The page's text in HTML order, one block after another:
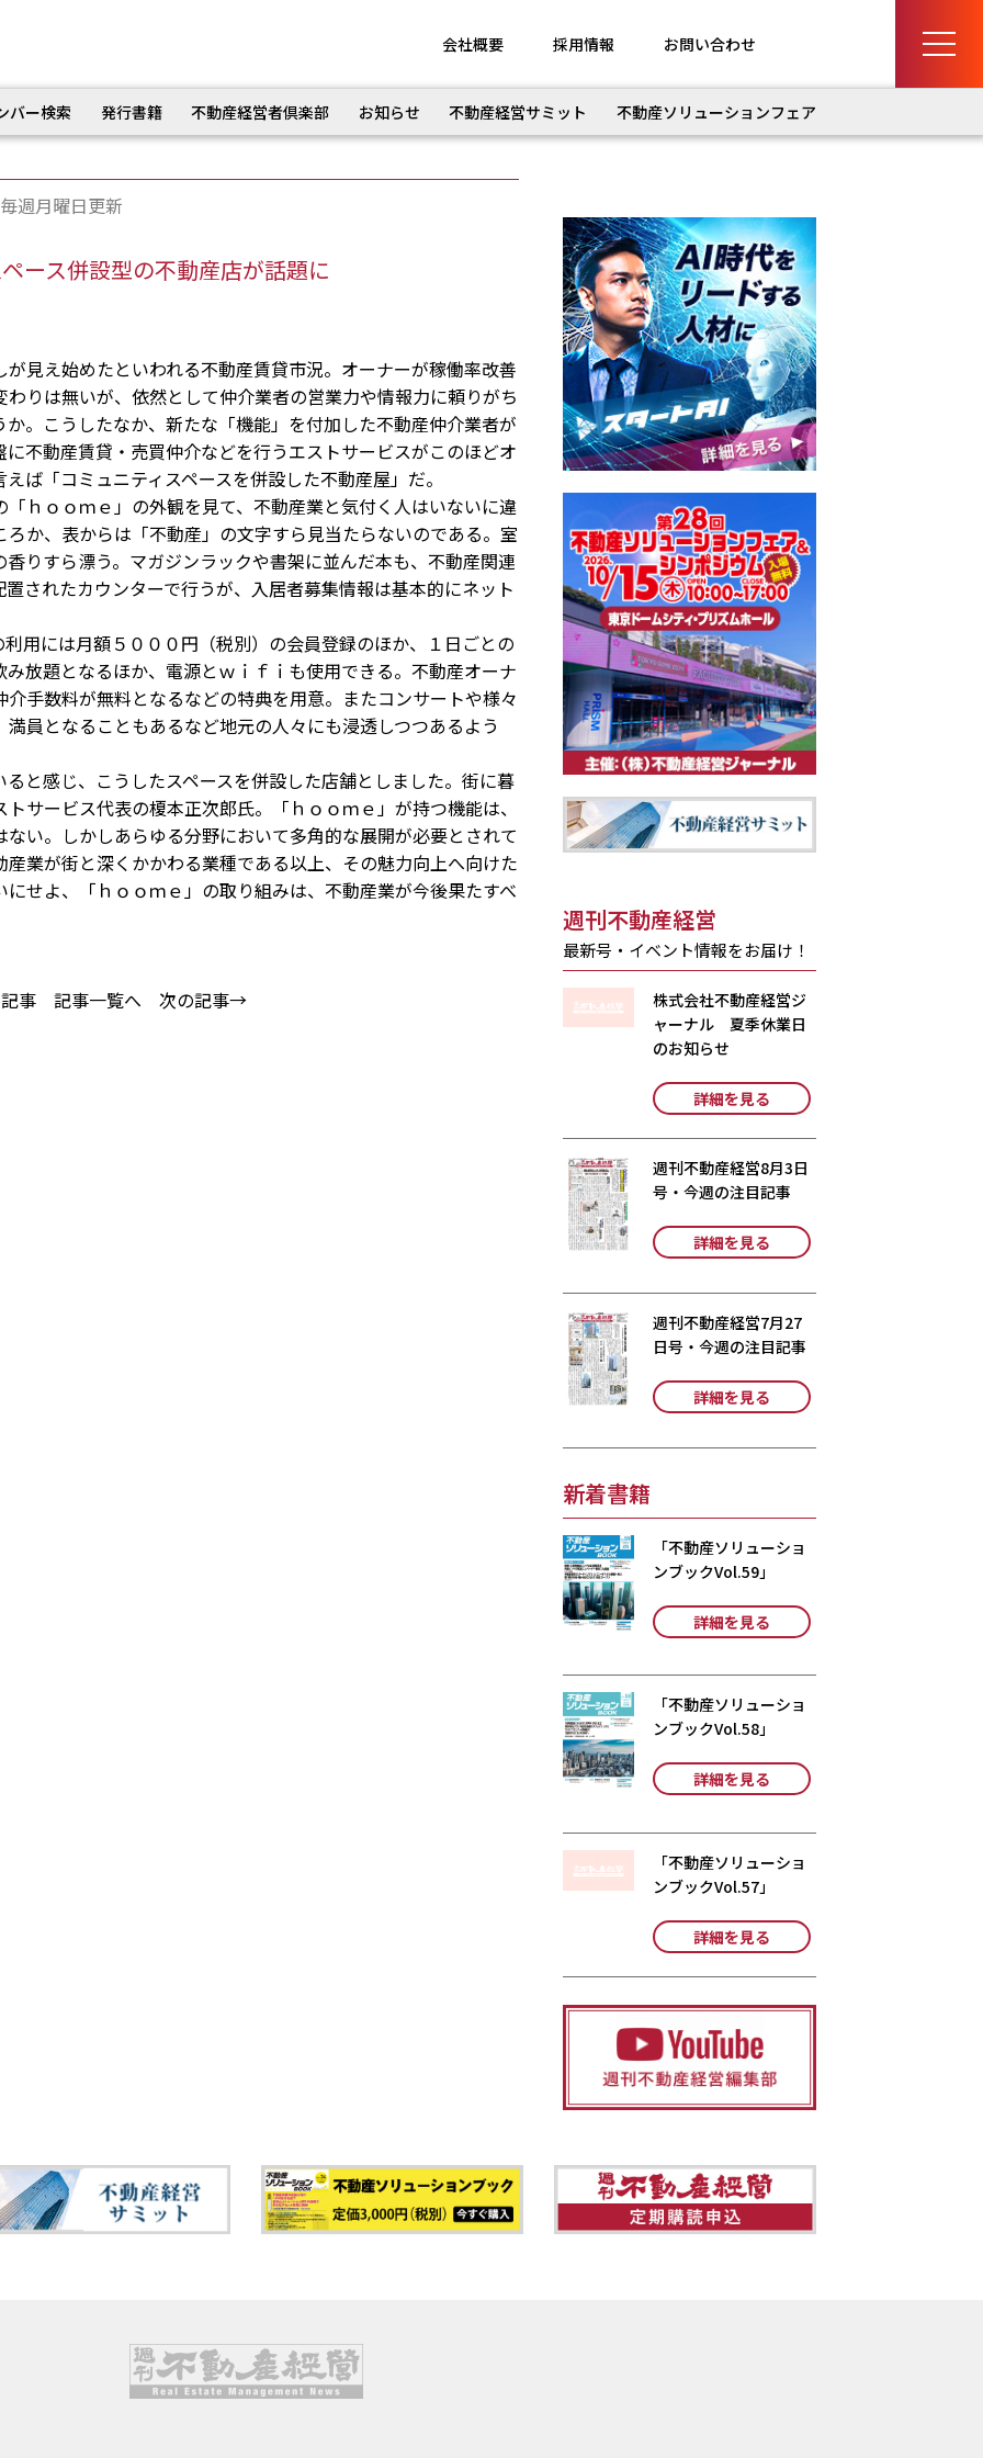
会社概要 採用情報 お問い合わせ
バー検索 発行書籍 不動産経営者倶楽部 お知らせ 不動産経営サミット 不動産ソリューションフェア
毎週月曜日更新
ース併設型の不動産店が話題に
見え始めたといわれる不動産賃貸市況。オーナーが稼働率改善
りは無いが、依然として仲介業者の営業力や情報力に頼りがち
。こうしたなか、新たな「機能」を付加した不動産仲介業者が
不動産賃貸・売買仲介などを行うエストサービスがこのほどオ
ば「コミュニティスペースを併設した不動産屋」だ。
ｈｏｏｍｅ」の外観を見て、不動産業と気付く人はいないに違
か、表からは「不動産」の文字すら見当たらないのである。室
りすら漂う。マガジンラックや書架に並んだ本も、不動産関連
されたカウンターで行うが、入居者募集情報は基本的にネット
用には月額５０００円（税別）の会員登録のほか、１日ごとの
放題となるほか、電源とｗｉｆｉも使用できる。不動産オーナ
手数料が無料となるなどの特典を用意。またコンサートや様々
員となることもあるなど地元の人々にも浸透しつつあるよう
と感じ、こうしたスペースを併設した店舗としました。街に暮
サービス代表の榎本正次郎氏。「ｈｏｏｍｅ」が持つ機能は、
い。しかしあらゆる分野において多角的な展開が必要とされて
業が街と深くかかわる業種である以上、その魅力向上へ向けた
せよ、「ｈｏｏｍｅ」の取り組みは、不動産業が今後果たすべ
事 記事一覧へ 次の記事→
週刊不動産経営
最新号・イベント情報をお届け！
株式会社不動産経営ジ
ャーナル 夏季休業日
のお知らせ
詳細を見る
週刊不動産経営8月3日
号・今週の注目記事
詳細を見る
週刊不動産経営7月27
日号・今週の注目記事
詳細を見る
新着書籍
「不動産ソリューショ
ンブックVol.59」
詳細を見る
「不動産ソリューショ
ンブックVol.58」
詳細を見る
「不動産ソリューショ
ンブックVol.57」
詳細を見る